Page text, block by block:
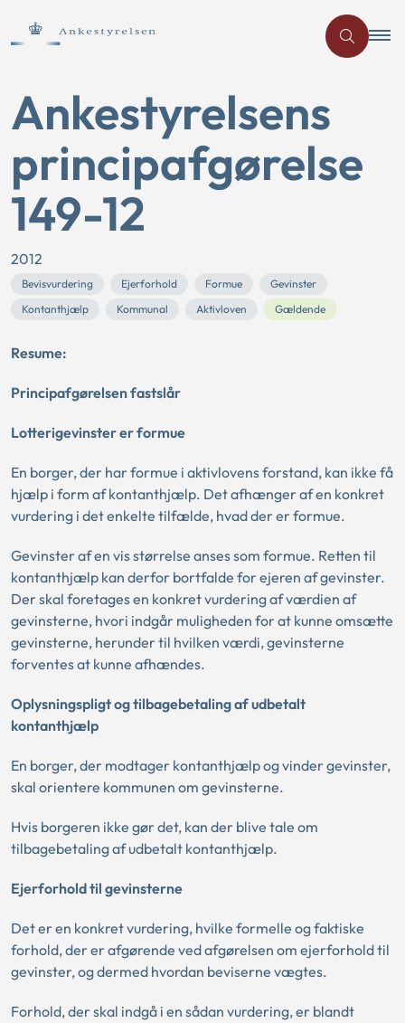
Ankestyrelsens
principafgørelse
149-12
2012
Bevisvurdering Ejerforhold Formue
Gevinster
Kontanthjælp
Kommunal Aktivloven Gældende
Resume:
Principafgørelsen fastslår
Lotterigevinster er formue
En borger, der har formue i aktivlovens forstand, kan ikke få
hjælp i form af kontanthjælp. Det afhænger af en konkret
vurdering i det enkelte tilfælde, hvad der er formue.
Gevinster af en vis størrelse anses som formue. Retten til
kontanthjælp kan derfor bortfalde for ejeren af gevinster.
Der skal foretages en konkret vurdering af værdien af
gevinsterne, hvori indgår muligheden for at kunne omsætte
gevinsterne, herunder til hvilken værdi, gevinsterne
forventes at kunne afhændes.
Oplysningspligt og tilbagebetaling af udbetalt
kontanthjælp
En borger, der modtager kontanthjælp og vinder gevinster,
skal orientere kommunen om gevinsterne.
Hvis borgeren ikke gør det, kan der blive tale om
tilbagebetaling af udbetalt kontanthjælp.
Ejerforhold til gevinsterne
Det er en konkret vurdering, hvilke formelle og faktiske
forhold, der er afgørende ved afgørelsen om ejerforhold til
gevinster, og dermed hvordan beviserne vægtes.
Forhold, der skal indgå i en sådan vurdering, er blandt